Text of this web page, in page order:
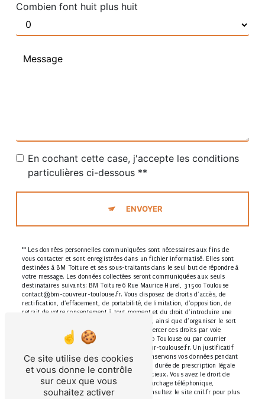
Combien font huit plus huit
En cochant cette case, j'accepte les conditions
particulières ci-dessous **
ENVOYER
** Les données personnelles communiquées sont nécessaires aux fins de
vous contacter et sont enregistrées dans un fichier informatisé. Elles sont
destinées à BM Toiture et ses sous-traitants dans le seul but de répondre à
votre message. Les données collectées seront communiquées aux seuls
destinataires suivants: BM Toiture 6 Rue Maurice Hurel, 31500 Toulouse
contact@bm-couvreur-toulouse.fr. Vous disposez de droits d’accès, de
rectification, d’effacement, de portabilité, de limitation, d’opposition, de
retrait de votre consentement à tout moment et du droit d’introduire une
réclamation auprès d’une autorité de contrôle, ainsi que d’organiser le sort
de vos données post-mortem. Vous pouvez exercer ces droits par voie
postale à l'adresse 6 Rue Maurice Hurel, 31500 Toulouse ou par courrier
électronique à l'adresse contact@bm-couvreur-toulouse.fr. Un justificatif
d'identité pourra vous être demandé. Nous conservons vos données pendant
la période de prise de contact puis pendant la durée de prescription légale
aux fins probatoires et de gestion des contentieux. Vous avez le droit de
vous inscrire sur la liste d'opposition au démarchage téléphonique,
disponible à cette adresse: Bloctel.gouv.fr
. Consultez le site cnil.fr pour plus
Ce site utilise des cookies
et vous donne le contrôle
sur ceux que vous
souhaitez activer